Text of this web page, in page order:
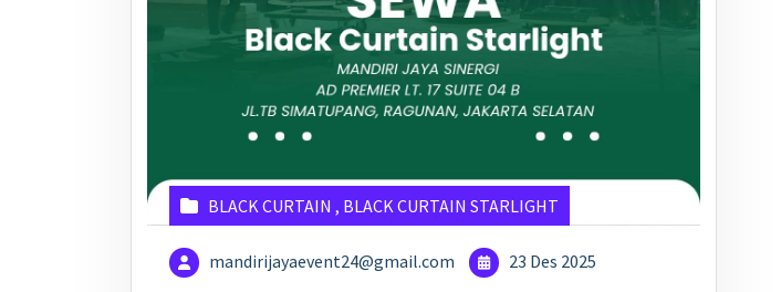
BLACK CURTAIN , BLACK CURTAIN STARLIGHT
mandirijayaevent24@gmail.com 23 Des 2025